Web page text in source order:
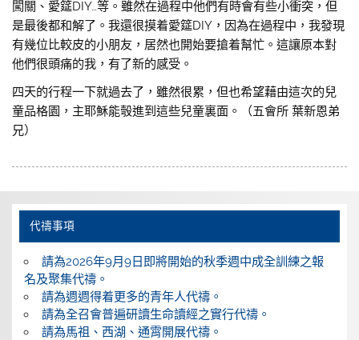
闖關、愛筵DIY…等。雖然在過程中他們有時會有些小衝突，但
是最後都和解了。我還很摸着愛筵DIY，因為在過程中，我發現
有幾位比較皮的小朋友，居然也開始要搶着幫忙。這讓原本對
他們很頭痛的我，有了新的感受。
四天的行程一下就過去了，雖然很累，但也希望藉由這次的兒
童品格園，主耶穌能彀進到這些兒童裏面。（五會所 葉新恩弟
兄）
代禱事項
請為2026年9月9日即將開始的秋季週中成全訓練之報
名及聚集代禱。
請為週週得着更多的青年人代禱。
請為全召會普遍研讀生命讀經之實行代禱。
請為馬祖、西湖、通霄開展代禱。